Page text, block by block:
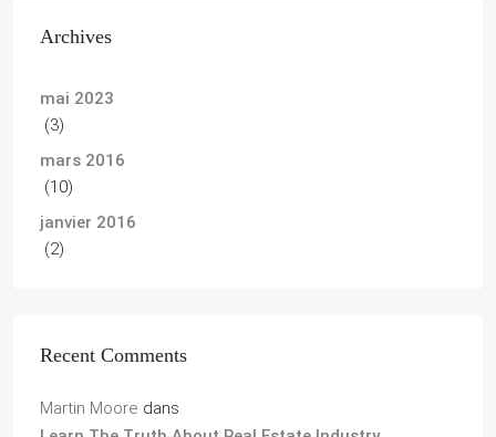
Archives
mai 2023
(3)
mars 2016
(10)
janvier 2016
(2)
Recent Comments
Martin Moore dans